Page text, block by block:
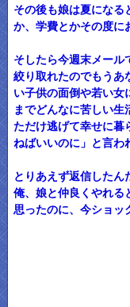
その後も娘は夏になる
か、学費とかその度に
そしたら今週末メール
絞り取れたのでもうあ
い子供の面倒や若い女
までどんなに苦しい
ただけ逃げて幸せに暮
ねばいいのに」と言わ
とりあえず返信したん
俺、娘と仲良くやれる
思ったのに、今ショ